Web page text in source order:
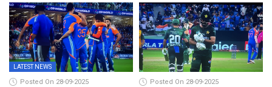
സ്ഥിരീകരിച്ച് മെസി
LATEST NEWS
Posted On 28-09-2025 Posted On 28-09-2025